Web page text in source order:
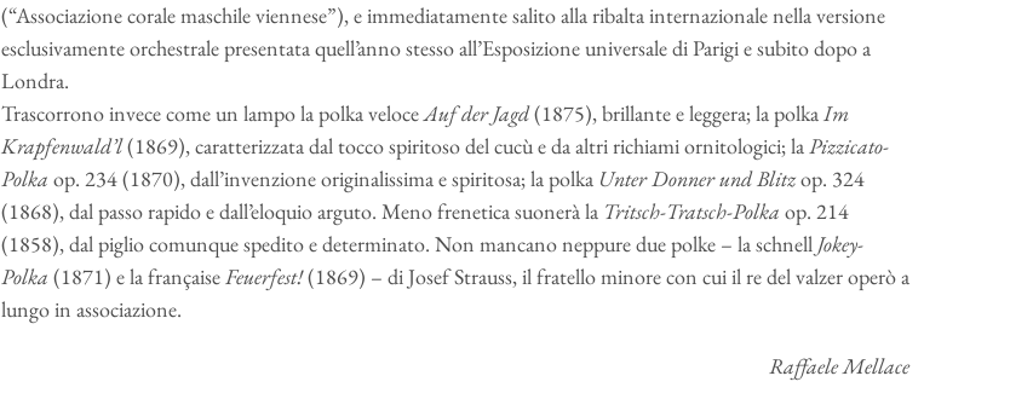
(“Associazione corale maschile viennese”), e immediatamente salito alla ribalta internazionale nella versione
esclusivamente orchestrale presentata quell’anno stesso all’Esposizione universale di Parigi e subito dopo a
Londra.
Trascorrono invece come un lampo la polka veloceAuf der Jagd(1875), brillante e leggera; la polkaIm
Krapfenwald’l(1869), caratterizzata dal tocco spiritoso del cucù e da altri richiami ornitologici; laPizzicato-
Polka op. 234 (1870), dall’invenzione originalissima e spiritosa; la polka Unter Donner und Blitzop. 324
(1868), dal passo rapido e dall’eloquio arguto. Meno frenetica suonerà la Tritsch-Tratsch-Polka op. 214
(1858), dal piglio comunque spedito e determinato. Non mancano neppure due polke – la schnell Jokey-
Polka (1871) e la françaiseFeuerfest!(1869) – di Josef Strauss, il fratello minore con cui il re del valzer operò a
lungo in associazione.
Raffaele Mellace